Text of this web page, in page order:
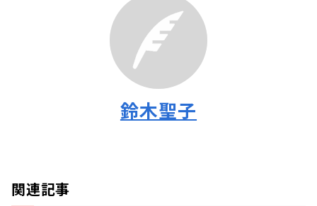
鈴木聖子
関連記事